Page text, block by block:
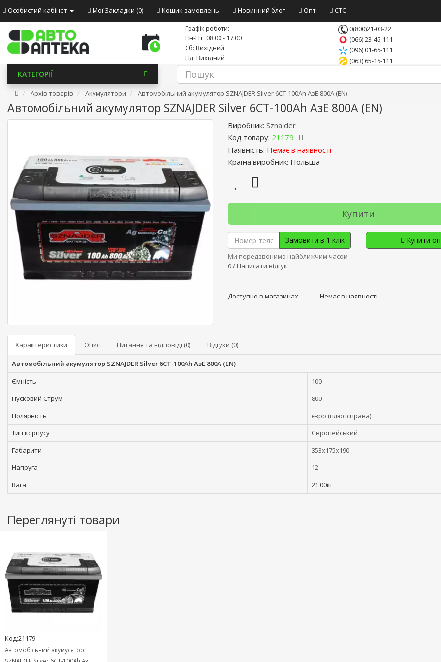
Особистий кабінет Мої Закладки (0) Кошик замовлень Новинний блог Опт СТО
Графік роботи:
Пн-Пт: 08:00 - 17:00
Сб: Вихідний
Нд: Вихідний
0(800)21-03-22
(066) 23-46-111
(096) 01-66-111
(063) 65-16-111
КАТЕГОРІЇ
Архів товарів Акумулятори Автомобільний акумулятор SZNAJDER Silver 6СТ-100Ah АзЕ 800A (EN)
Автомобільний акумулятор SZNAJDER Silver 6СТ-100Ah АзЕ 800A (EN)
Виробник: Sznajder
Код товару: 21179
Наявність: Немає в наявності
Країна виробник: Польща
Купити
Замовити в 1 клік
Ми передзвонимо найближчим часом
Купити
0/ Написати відгук
Доступно в магазинах: Немає в наявності
Характеристики Опис Питання та відповіді (0) Відгуки (0)
Автомобільний акумулятор SZNAJDER Silver 6СТ-100Ah АзЕ 800A (EN)
Ємність
100
Пусковий Струм
800
Полярність
євро (плюс справа)
Тип корпусу
Європейський
Габарити
353x175x190
Напруга
12
Вага
21.00кг
Переглянуті товари
Код:21179
Автомобільний акумулятор